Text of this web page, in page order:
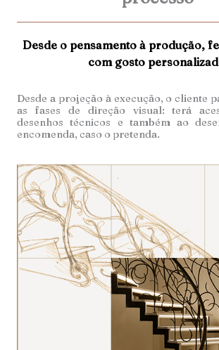
Desde o pensamento à produção,
com gosto
Desde a projeção à execução, o cliente
as fases de direção visual: terá
desenhos técnicos e também ao
encomenda, caso o pretenda.